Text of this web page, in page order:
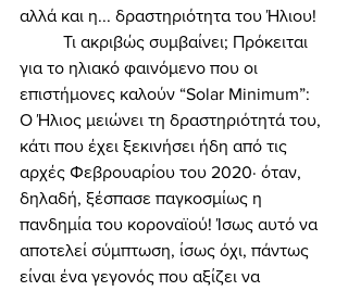
αλλά και η... δραστηριότητα του Ήλιου!
για το ηλιακό φαινόμενο που οι
επιστήμονες καλούν “Solar Minimum”:
Ο Ήλιος μειώνει τη δραστηριότητά του,
κάτι που έχει ξεκινήσει ήδη από τις
αρχές Φεβρουαρίου του 2020· όταν,
δηλαδή, ξέσπασε παγκοσμίως η
πανδημία του κοροναϊού! Ίσως αυτό να
αποτελεί σύμπτωση, ίσως όχι, πάντως
είναι ένα γεγονός που αξίζει να